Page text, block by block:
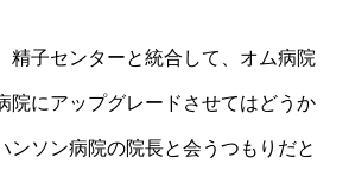
精子センターと統合して、オム病院
院にアップグレードさせてはどうか
ンソン病院の院長と会うつもりだと